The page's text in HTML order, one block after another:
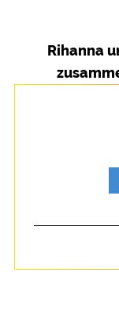
Rihanna